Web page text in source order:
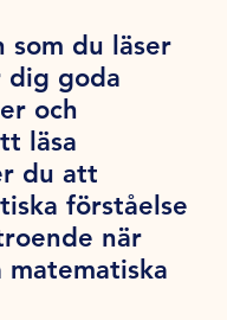
som du läser
dig goda
och
läsa
du att
förståelse
när